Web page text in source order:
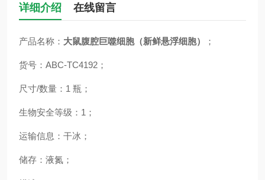
详细介绍 在线留言
产品名称： 大鼠腹腔巨噬细胞（新鲜悬浮细胞） ；
货号：ABC-TC4192；
尺寸/数量：1 瓶；
生物安全等级：1；
运输信息：干冰；
储存：液氮；